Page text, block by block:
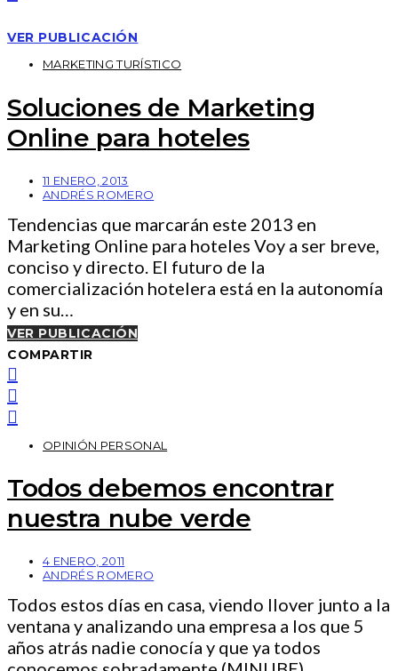
VER PUBLICACIÓN
MARKETING TURÍSTICO
Soluciones de Marketing
Online para hoteles
11 ENERO, 2013
ANDRÉS ROMERO
Tendencias que marcarán este 2013 en
Marketing Online para hoteles Voy a ser breve,
conciso y directo. El futuro de la
comercialización hotelera está en la autonomía
y en su…
VER PUBLICACIÓN
COMPARTIR
OPINIÓN PERSONAL
Todos debemos encontrar
nuestra nube verde
4 ENERO, 2011
ANDRÉS ROMERO
Todos estos días en casa, viendo llover junto a la
ventana y analizando una empresa a los que 5
años atrás nadie conocía y que ya todos